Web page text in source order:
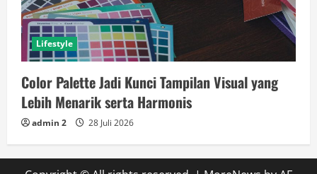
Lifestyle
Color Palette Jadi Kunci Tampilan Visual yang
Lebih Menarik serta Harmonis
admin 2 28 Juli 2026